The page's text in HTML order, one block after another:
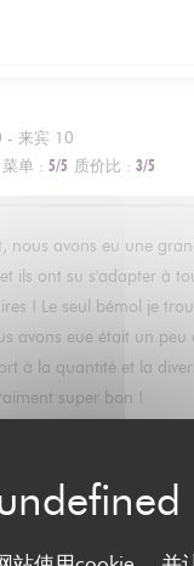
- 来宾 10
菜单 : 5/5 质价比 : 3/5
nous avons eu une
ils ont su s'adapter à
! Le seul bémol je
avons eue était un peu
à la quantité et la
super bon !
- 来宾 3